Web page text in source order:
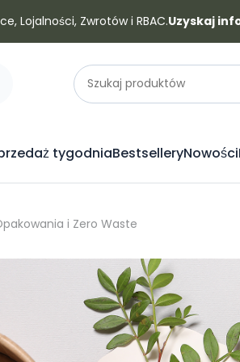
Lojalności, Zwrotów i RBAC.Uzyskaj
Szukaj produktów
tygodniaBestselleryNowości
i Zero Waste